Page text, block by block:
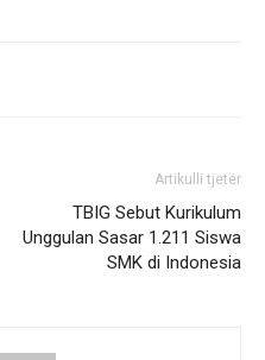
Artikulli tjetër
TBIG Sebut Kurikulum
Unggulan Sasar 1.211 Siswa
SMK di Indonesia